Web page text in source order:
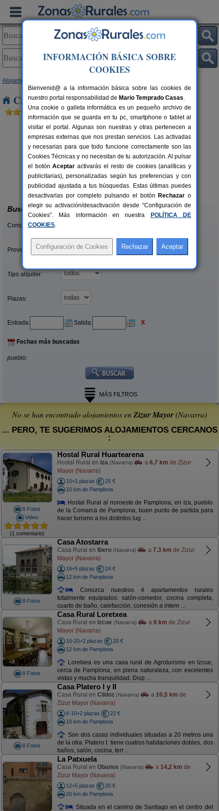
Alojamientos
Casas Rurales cerca de Zizur Mayor
15 pers.
desde30 €
Casa Rural Haitzetxea
Azpilkueta (Navarra)
Buscar
Comunidades:
Provincias/Islas:
Tipo alquiler:
Plazas:
Entrada: Salida: X
Fechas más buscadas
pueblo:
MÁS FILTROS
No se han encontrado alojamientos enZizur Mayor(Navarra)
... PERO, TE SUGERIMOS ALOJAMIENTOS CERCANOS
:
8 Fotos
Video
(1 comentario)
Hostal Rural Huartearena
Hostal Rural en Iza (Navarra) a 6,7 km de Zizur
Mayor (Navarra)
10+1 plazas
25 €
10 km de Pamplona
Hostal Rural al noroeste de Pamplona, en Iza, pueblo
de la Comarca de Pamplona, buen punto de partida para
hacer turismo a los distintos lug ...
8 Fotos
Casa Atostarra
Casa Rural en Ibero (Navarra) a 7,3 km de Zizur
Mayor (Navarra)
16+5 plazas
24 €
12 km de Pamplona
Conozca nuestros 4 apartamentos rurales
totalmente equipados: salón-comedor, cocina completa,
cuarto de baño, calefacción, conexión a intern ...
8 Fotos
Casa Rural Loretxea
Casa Rural en Izcue (Navarra) a 8 km de Zizur
Mayor (Navarra)
10-20+2 plazas
20 €
12 km de Pamplona
Loretxea es una casa rural de Agroturismo en Izcue,
cerca de Pamplona, en plena naturaleza, con excelentes
vistas y mucha tranquilidad. Disp ...
8 Fotos
Casa Platero I y II
Casa Rural en Cildoz (Navarra) a 10,5 km de
Zizur Mayor (Navarra)
6-10+2 plazas
22 €
10 km de Pamplona
Son dos casas individuales situadas a 20 metros una
de la otra. Platero I: tiene cuatros habitaciones dobles, dos
baños, salón, cocina, terr ...
La Patxuela
Casa Rural en Obanos (Navarra) a 14,2 km de
Zizur Mayor (Navarra)
12+5 plazas
20 €
20 km de Pamplona
Situada en el camino de Santiago en el centro del
INFORMACIÓN BÁSICA SOBRE
COOKIES
Bienvenid@ a la información básica sobre las cookies de
nuestro portal responsabilidad de Mario Temprado Casas.
Una cookie o galleta informática es un pequeño archivo de
información que se guarda en tu pc, smartphone o tablet al
visitar el portal. Algunas son nuestras y otras pertenecen a
empresas externas que nos prestan servicios. Las activadas
y necesarias para que todo funcione correctamente son las
Cookies Técnicas y no necesitan de tu autorización. Al pulsar
el botónAceptar activarás el resto de cookies (analíticas y
publicitarias), personalizadas según tus preferencias y con
publicidad ajustada a tus búsquedas. Estas últimas puedes
desactivarlas por completo pulsando el botón Rechazar o
elegir su activación/desactivación desde “Configuración de
Cookies”. Más información en nuestra
POLÍTICA DE
COOKIES.